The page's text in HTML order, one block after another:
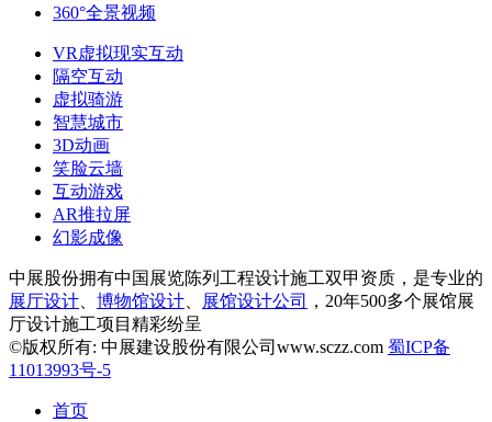
360°全景视频
VR虚拟现实互动
隔空互动
虚拟骑游
智慧城市
3D动画
笑脸云墙
互动游戏
AR推拉屏
幻影成像
中展股份拥有中国展览陈列工程设计施工双甲资质，是专业的
展厅设计
博物馆设计 展馆设计公司
，20年500多个展馆展
厅设计施工项目精彩纷呈
©版权所有: 中展建设股份有限公司www.sczz.com 蜀ICP备
11013993号-5
首页